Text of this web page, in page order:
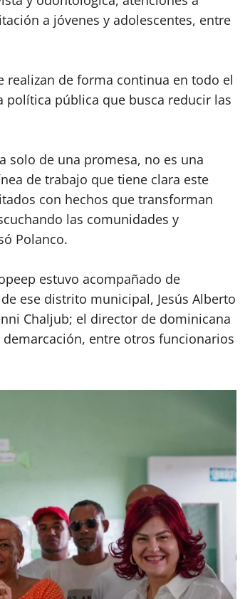
a jóvenes y adolescentes, entre
realizan de forma continua en todo el
pública que busca reducir las
solo de una promesa, no es una
de trabajo que tiene clara este
con hechos que transforman
las comunidades y
Polanco.
estuvo acompañado de
ese distrito municipal, Jesús Alberto
Chaljub; el director de dominicana
entre otros funcionarios